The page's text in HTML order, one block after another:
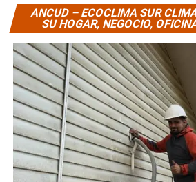
ANCUD – ECOCLIMA SUR
SU HOGAR, NEGOCIO,